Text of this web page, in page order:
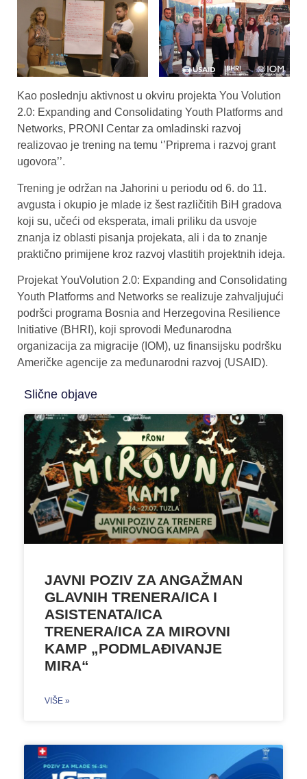
Kao poslednju aktivnost u okviru projekta You Volution
2.0: Expanding and Consolidating Youth Platforms and
Networks, PRONI Centar za omladinski razvoj
realizovao je trening na temu ‘’Priprema i razvoj grant
ugovora’’.
Trening je održan na Jahorini u periodu od 6. do 11.
avgusta i okupio je mlade iz šest različitih BiH gradova
koji su, učeći od eksperata, imali priliku da usvoje
znanja iz oblasti pisanja projekata, ali i da to znanje
praktično primijene kroz razvoj vlastitih projektnih ideja.
Projekat YouVolution 2.0: Expanding and Consolidating
Youth Platforms and Networks se realizuje zahvaljujući
podršci programa Bosnia and Herzegovina Resilience
Initiative (BHRI), koji sprovodi Međunarodna
organizacija za migracije (IOM), uz finansijsku podršku
Američke agencije za međunarodni razvoj (USAID).
Slične objave
JAVNI POZIV ZA ANGAŽMAN
GLAVNIH TRENERA/ICA I
ASISTENATA/ICA
TRENERA/ICA ZA MIROVNI
KAMP „PODMLAĐIVANJE
MIRA“
VIŠE »